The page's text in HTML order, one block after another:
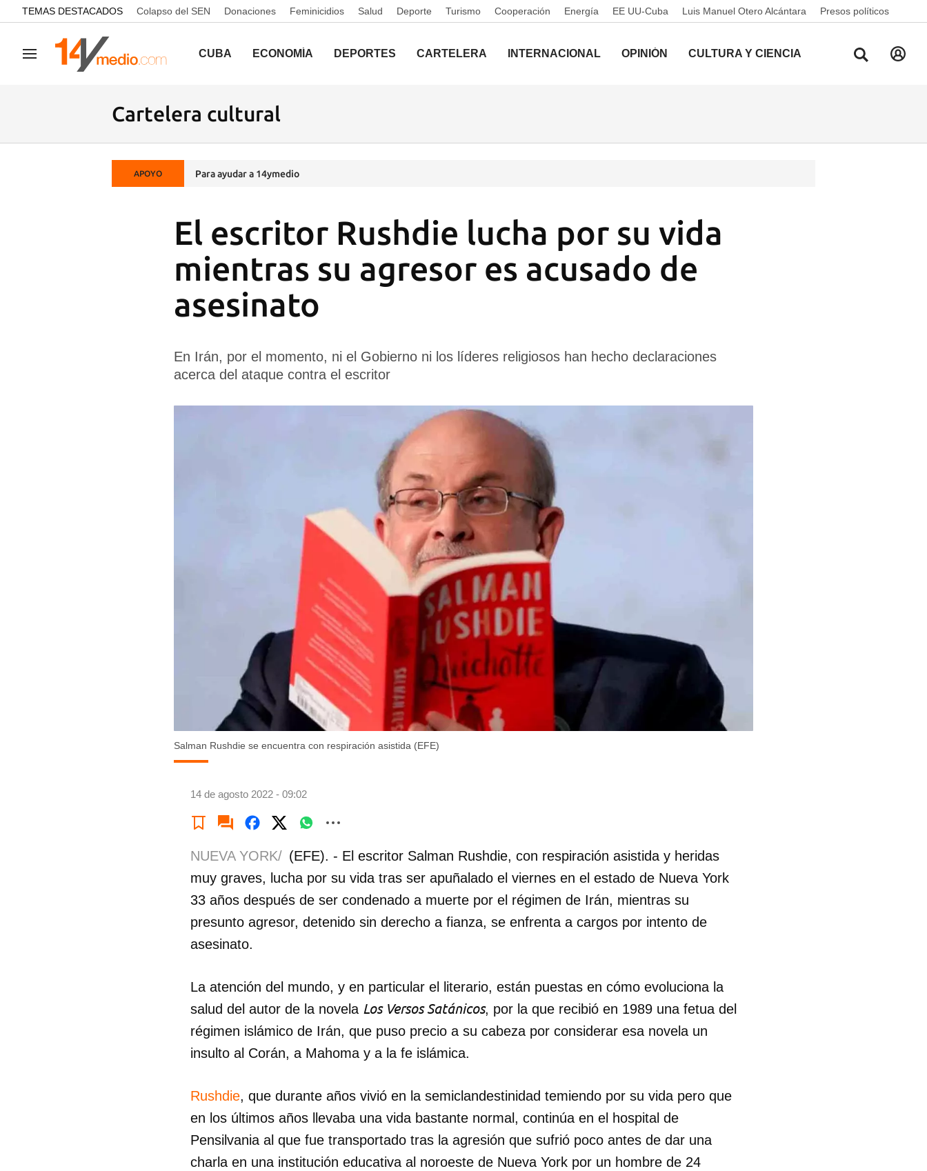
common.go-to-content
TEMAS DESTACADOS Colapso del SEN Donaciones Feminicidios Salud Deporte Turismo Cooperación Energía EE UU-Cuba Luis Manuel Otero Alcántara Presos políticos
Navegación CUBA ECONOMÍA DEPORTES CARTELERA INTERNACIONAL OPINIÓN CULTURA Y CIENCIA
Cartelera cultural
APOYO Para ayudar a 14ymedio
El escritor Rushdie lucha por su vida
mientras su agresor es acusado de
asesinato
En Irán, por el momento, ni el Gobierno ni los líderes religiosos han hecho declaraciones
acerca del ataque contra el escritor
Salman Rushdie se encuentra con respiración asistida (EFE)
14 de agosto 2022 - 09:02
NUEVA YORK/ (EFE). - El escritor Salman Rushdie, con respiración asistida y heridas
muy graves, lucha por su vida tras ser apuñalado el viernes en el estado de Nueva York
33 años después de ser condenado a muerte por el régimen de Irán, mientras su
presunto agresor, detenido sin derecho a fianza, se enfrenta a cargos por intento de
asesinato.
La atención del mundo, y en particular el literario, están puestas en cómo evoluciona la
salud del autor de la novela Los Versos Satánicos, por la que recibió en 1989 una fetua del
régimen islámico de Irán, que puso precio a su cabeza por considerar esa novela un
insulto al Corán, a Mahoma y a la fe islámica.
Rushdie, que durante años vivió en la semiclandestinidad temiendo por su vida pero que
en los últimos años llevaba una vida bastante normal, continúa en el hospital de
Pensilvania al que fue transportado tras la agresión que sufrió poco antes de dar una
charla en una institución educativa al noroeste de Nueva York por un hombre de 24